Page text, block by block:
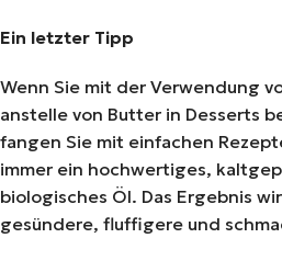
Ein letzter Tipp
Wenn Sie mit der Verwendung
anstelle von Butter in Desserts
fangen Sie mit einfachen
immer ein hochwertiges,
biologisches Öl. Das Ergebnis
gesündere, fluffigere und